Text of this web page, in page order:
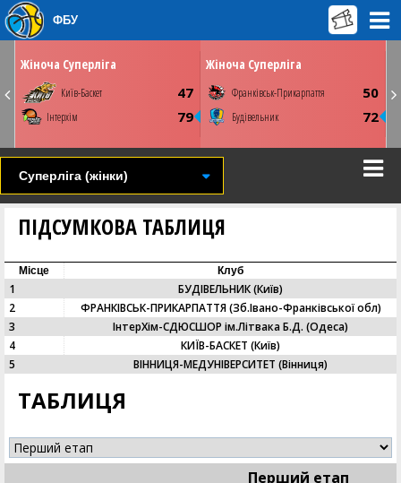
31 березня
Київ. ПС Венето
СТАТИСТИКАНОВИНА
Жіноча Суперліга
Київ-Баскет 47
Інтерхім 79
03 квітня
Київ. ПС Венето
Youtube
СТАТИСТИКА
Жіноча Суперліга
Франківськ-Прикарпаття 50
Будівельник 72
ФБУ
Суперліга (жінки)
ПІДСУМКОВА ТАБЛИЦЯ
Місце Клуб
1
БУДІВЕЛЬНИК (Київ)
2
ФРАНКІВСЬК-ПРИКАРПАТТЯ (Зб.Івано-Франківської обл)
3
ІнтерХім-СДЮСШОР ім.Літвака Б.Д. (Одеса)
4
КИЇВ-БАСКЕТ (Київ)
5
ВІННИЦЯ-МЕДУНІВЕРСИТЕТ (Вінниця)
ТАБЛИЦЯ
Перший етап